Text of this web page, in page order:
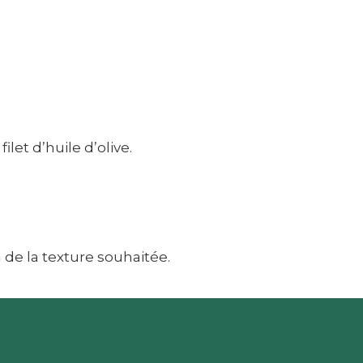
d’huile d’olive.
de la texture souhaitée.